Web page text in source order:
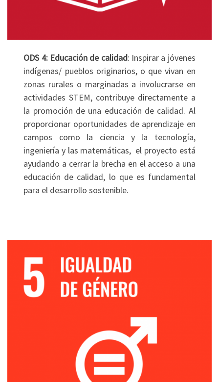
ODS 4: Educación de calidad: Inspirar a jóvenes
indígenas/ pueblos originarios, o que vivan en
zonas rurales o marginadas a involucrarse en
actividades STEM, contribuye directamente a
la promoción de una educación de calidad. Al
proporcionar oportunidades de aprendizaje en
campos como la ciencia y la tecnología,
ingeniería y las matemáticas, el proyecto está
ayudando a cerrar la brecha en el acceso a una
educación de calidad, lo que es fundamental
para el desarrollo sostenible.